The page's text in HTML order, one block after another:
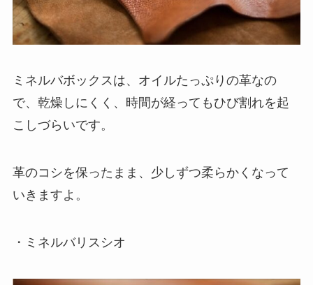
ミネルバボックスは、オイルたっぷりの革なの
で、乾燥しにくく、時間が経ってもひび割れを起
こしづらいです。
革のコシを保ったまま、少しずつ柔らかくなって
いきますよ。
・ミネルバリスシオ